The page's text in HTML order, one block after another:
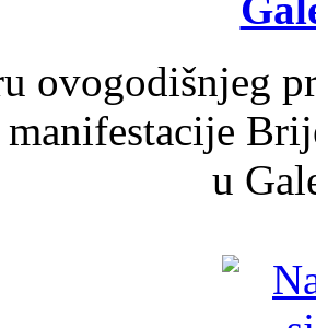
ovogodišnjeg
manifestacije
u